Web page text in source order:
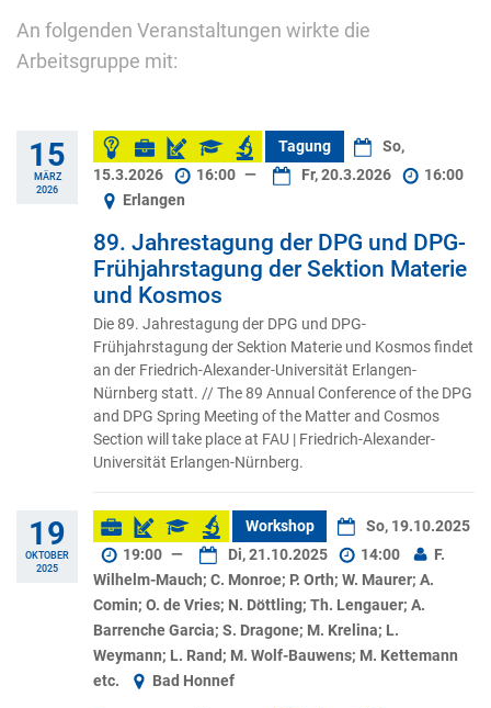
An folgenden Veranstaltungen wirkte die
Arbeitsgruppe mit:
15
MÄRZ
2026
Tagung
So,
15.3.2026
16:00 — Fr, 20.3.2026
16:00
Erlangen
89. Jahrestagung der DPG und DPG-
Frühjahrstagung der Sektion Materie
und Kosmos
Die 89. Jahrestagung der DPG und DPG-
Frühjahrstagung der Sektion Materie und Kosmos findet
an der Friedrich-Alexander-Universität Erlangen-
Nürnberg statt. // The 89 Annual Conference of the DPG
and DPG Spring Meeting of the Matter and Cosmos
Section will take place at FAU | Friedrich-Alexander-
Universität Erlangen-Nürnberg.
19
OKTOBER
2025
Workshop
So, 19.10.2025
19:00 — Di, 21.10.2025 14:00
F.
Wilhelm-Mauch; C. Monroe; P. Orth; W. Maurer; A.
Comin; O. de Vries; N. Döttling; Th. Lengauer; A.
Barrenche Garcia; S. Dragone; M. Krelina; L.
Weymann; L. Rand; M. Wolf-Bauwens; M. Kettemann
etc.
Bad Honnef